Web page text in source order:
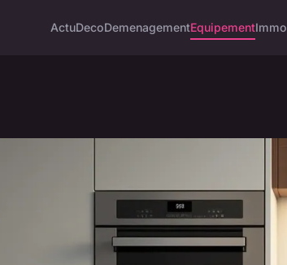
ActuDecoDemenagementEquipementImmo